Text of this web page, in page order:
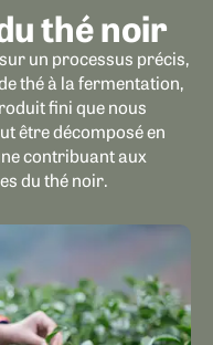
thé noir
un processus précis,
thé à la fermentation,
fini que nous
être décomposé en
contribuant aux
du thé noir.